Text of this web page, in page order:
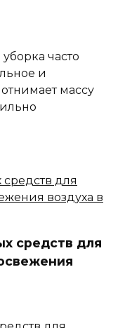
часто
и
массу
средств для